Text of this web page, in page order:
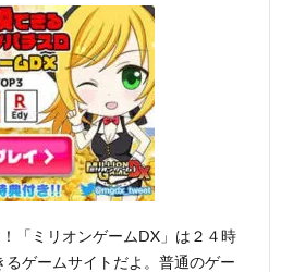
「ミリオンゲームDX」は２４時
ゲームサイトだよ。普通のゲー